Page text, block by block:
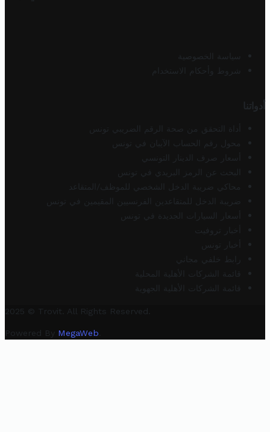
سياسة الخصوصية
شروط وأحكام الاستخدام
أدواتنا
أداة التحقق من صحة الرقم الضريبي تونس
محول رقم الحساب الآيبان في تونس
أسعار صرف الدينار التونسي
البحث عن الرمز البريدي في تونس
محاكي ضريبة الدخل الشخصي للموظف/المتقاعد
ضريبة الدخل للمتقاعدين الفرنسيين المقيمين في تونس
أسعار السيارات الجديدة في تونس
أخبار تروفيت
أخبار تونس
رابط خلفي مجاني
قائمة الشركات الأهلية المحلية
قائمة الشركات الأهلية الجهوية
2025 © Trovit. All Rights Reserved.
Powered By MegaWeb